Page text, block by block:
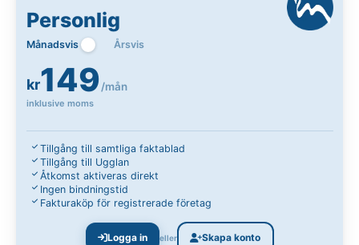
Personlig
Månadsvis Årsvis
kr149/mån
inklusive moms
Tillgång till samtliga faktablad
Tillgång till Ugglan
Åtkomst aktiveras direkt
Ingen bindningstid
Fakturaköp för registrerade företag
Logga in eller Skapa konto